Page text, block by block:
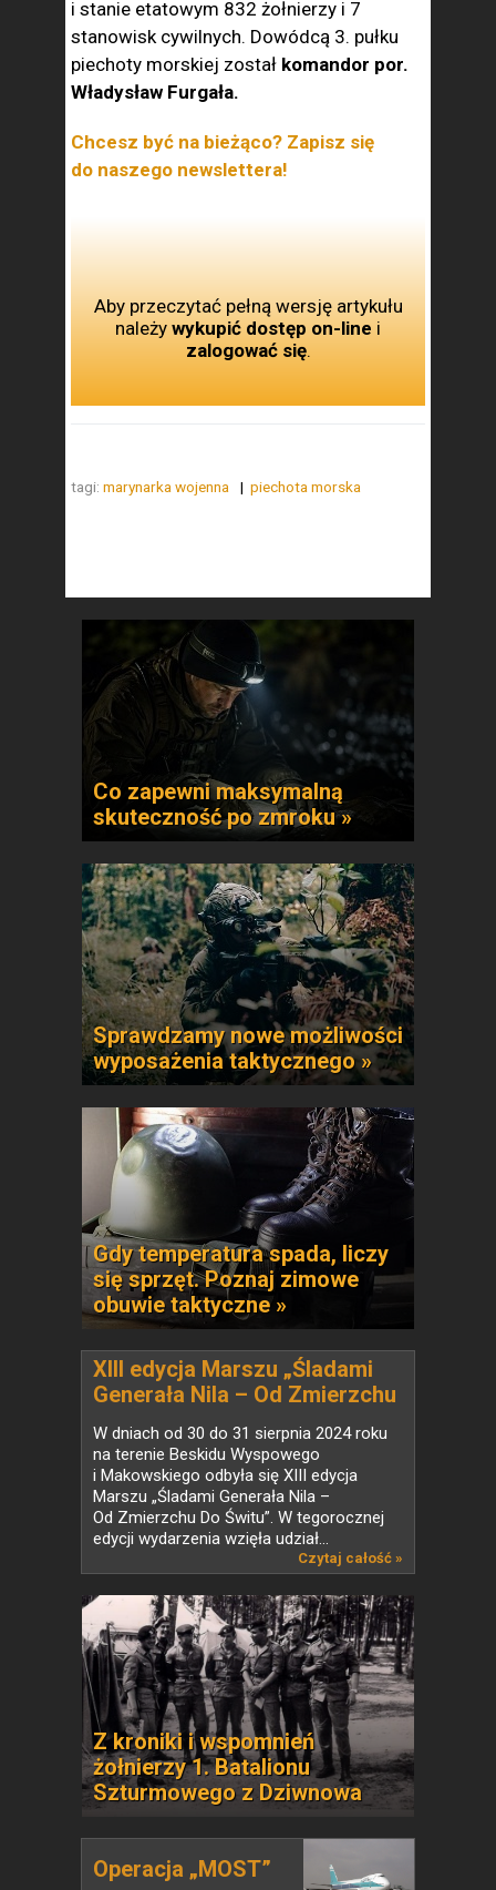
i stanie etatowym 832 żołnierzy i 7
stanowisk cywilnych. Dowódcą 3. pułku
piechoty morskiej został komandor por.
Władysław Furgała.
Chcesz być na bieżąco? Zapisz się
do naszego newslettera!
Aby przeczytać pełną wersję artykułu
należy wykupić dostęp on-line i
zalogować się.
tagi: marynarka wojenna piechota morska
Co zapewni maksymalną
skuteczność po zmroku »
Sprawdzamy nowe możliwości
wyposażenia taktycznego »
Gdy temperatura spada, liczy
się sprzęt. Poznaj zimowe
obuwie taktyczne »
XIII edycja Marszu „Śladami
Generała Nila – Od Zmierzchu
Do Świtu”
W dniach od 30 do 31 sierpnia 2024 roku
na terenie Beskidu Wyspowego
i Makowskiego odbyła się XIII edycja
Marszu „Śladami Generała Nila –
Od Zmierzchu Do Świtu”. W tegorocznej
edycji wydarzenia wzięła udział...
Czytaj całość »
Z kroniki i wspomnień
żołnierzy 1. Batalionu
Szturmowego z Dziwnowa
Operacja „MOST”